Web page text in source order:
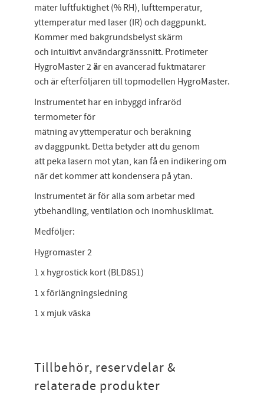
mäter luftfuktighet (% RH), lufttemperatur,
yttemperatur med laser (IR) och daggpunkt.
Kommer med bakgrundsbelyst skärm
och intuitivt användargränssnitt. Protimeter
HygroMaster 2är en avancerad fuktmätarer
och är efterföljaren till topmodellen HygroMaster.
Instrumentet har en inbyggd infraröd
termometer för
mätning av yttemperatur och beräkning
av daggpunkt. Detta betyder att du genom
att peka lasern mot ytan, kan få en indikering om
när det kommer att kondensera på ytan.
Instrumentet är för alla som arbetar med
ytbehandling, ventilation och inomhusklimat.
Medföljer:
Hygromaster 2
1 x hygrostick kort (BLD851)
1 x förlängningsledning
1 x mjuk väska
Tillbehör, reservdelar &
relaterade produkter